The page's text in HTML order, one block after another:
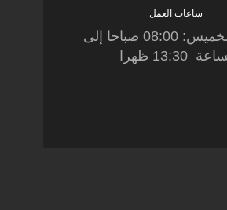
ساعات العمل
الأحد- الخميس: 08:00 صباحا إلى
13:30 ظهرا